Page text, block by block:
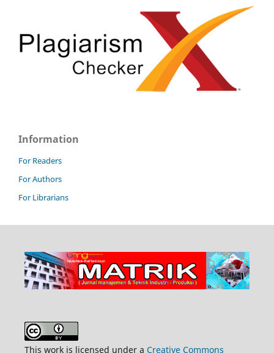
Information
For Readers
For Authors
For Librarians
This work is licensed under a Creative Commons